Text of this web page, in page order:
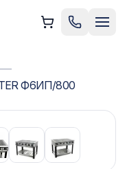
Позвонить
Ф6ИП/800